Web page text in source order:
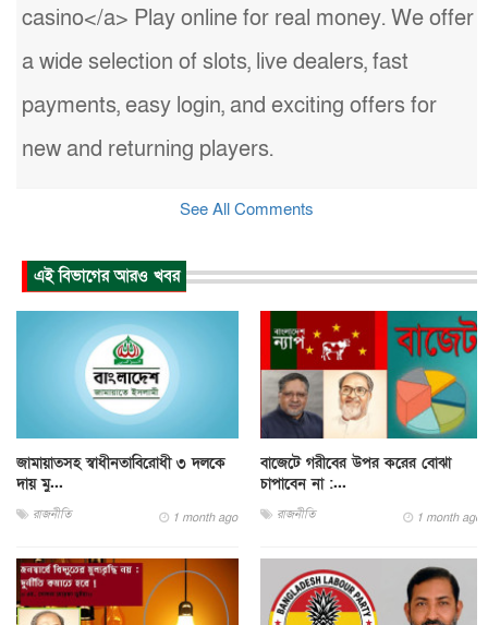
casino</a> Play online for real money. We offer
a wide selection of slots, live dealers, fast
payments, easy login, and exciting offers for
new and returning players.
See All Comments
এই বিভাগের আরও খবর
জামায়াতসহ স্বাধীনতাবিরোধী ৩ দলকে
দায় মু...
রাজনীতি 1 month ago
বাজেটে গরীবের উপর করের বোঝা
চাপাবেন না :...
রাজনীতি 1 month ago